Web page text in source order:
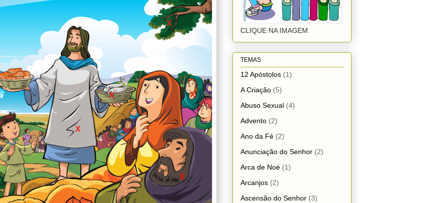
CLIQUE NA IMAGEM
TEMAS
12 Apóstolos (1)
A Criação (5)
Abuso Sexual (4)
Advento (2)
Ano da Fé (2)
Anunciação do Senhor (2)
Arca de Noé (1)
Arcanjos (2)
Ascensão do Senhor (3)